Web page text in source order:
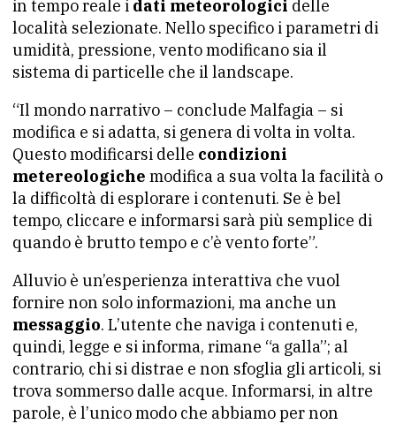
in tempo reale i dati meteorologici delle
località selezionate. Nello specifico i parametri di
umidità, pressione, vento modificano sia il
sistema di particelle che il landscape.
“Il mondo narrativo – conclude Malfagia – si
modifica e si adatta, si genera di volta in volta.
Questo modificarsi delle condizioni
metereologiche modifica a sua volta la facilità o
la difficoltà di esplorare i contenuti. Se è bel
tempo, cliccare e informarsi sarà più semplice di
quando è brutto tempo e c’è vento forte”.
Alluvio è un’esperienza interattiva che vuol
fornire non solo informazioni, ma anche un
messaggio. L’utente che naviga i contenuti e,
quindi, legge e si informa, rimane “a galla”; al
contrario, chi si distrae e non sfoglia gli articoli, si
trova sommerso dalle acque. Informarsi, in altre
parole, è l’unico modo che abbiamo per non